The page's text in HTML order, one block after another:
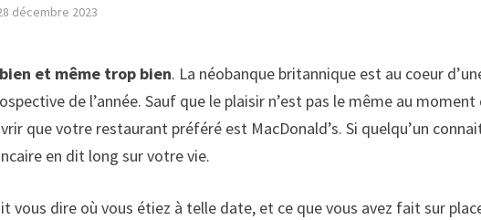
décembre 2023
et même trop bien. La néobanque britannique est au coeur
de l’année. Sauf que le plaisir n’est pas le même au
que votre restaurant préféré est MacDonald’s. Si quelqu’un
en dit long sur votre vie.
vous dire où vous étiez à telle date, et ce que vous avez fait sur